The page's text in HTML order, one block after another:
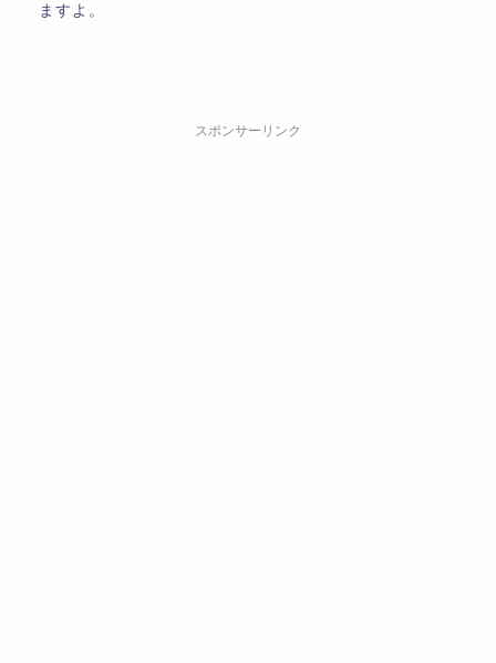
ますよ。
スポンサーリンク